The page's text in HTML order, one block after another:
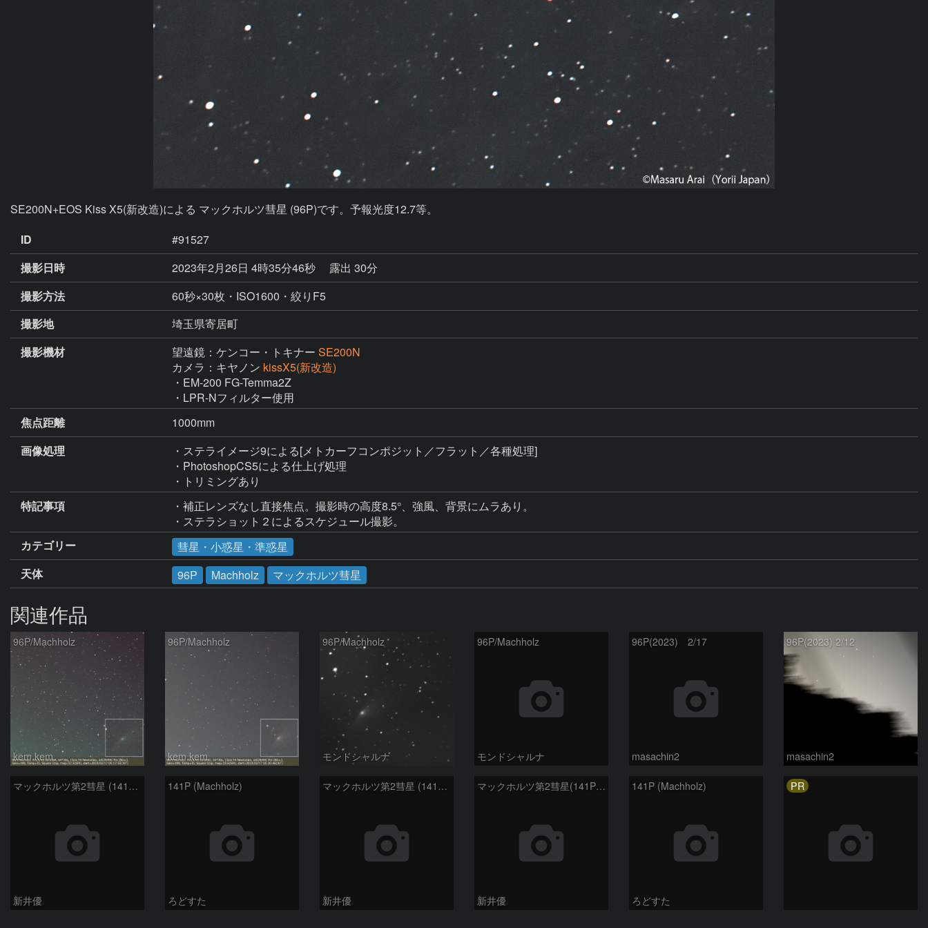
SE200N+EOS Kiss X5(新改造)による マックホルツ彗星 (96P)です。予報光度12.7等。
ID
#91527
撮影日時
2023年2月26日 4時35分46秒
露出 30分
撮影方法
60秒×30枚・ISO1600・絞りF5
撮影地
埼玉県寄居町
撮影機材
望遠鏡：ケンコー・トキナー SE200N
カメラ：キヤノン kissX5(新改造)
・EM-200 FG-Temma2Z
・LPR-Nフィルター使用
焦点距離
1000mm
画像処理
・ステライメージ9による[メトカーフコンポジット／フラット／各種処理]
・PhotoshopCS5による仕上げ処理
・トリミングあり
特記事項
・補正レンズなし直接焦点。撮影時の高度8.5°、強風、背景にムラあり。
カテゴリー
彗星・小惑星・準惑星
天体
96P Machholz マックホルツ彗星
関連作品
96P/Machholz
kem.kem
96P/Machholz
kem.kem
96P/Machholz
モンドシャルナ
96P/Machholz
モンドシャルナ
96P(2023) 2/17
masachin2
96P(2023) 2/12
masachin2
マックホルツ第2彗星 (141P)：2021/02/06
新井優
141P (Machholz)
ろどすた
マックホルツ第2彗星 (141P)：2021/01/13
新井優
マックホルツ第2彗星(141P)：2021/01/14
新井優
141P (Machholz)
ろどすた
PR